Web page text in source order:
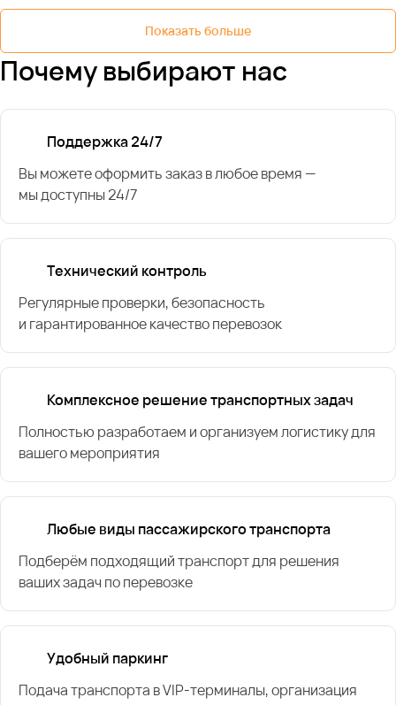
Показать больше
Почему выбирают нас
Поддержка 24/7
Вы можете оформить заказ в любое время —
мы доступны 24/7
Технический контроль
Регулярные проверки, безопасность
и гарантированное качество перевозок
Комплексное решение транспортных задач
Полностью разработаем и организуем логистику для
вашего мероприятия
Любые виды пассажирского транспорта
Подберём подходящий транспорт для решения
ваших задач по перевозке
Удобный паркинг
Подача транспорта в VIP-терминалы, организация